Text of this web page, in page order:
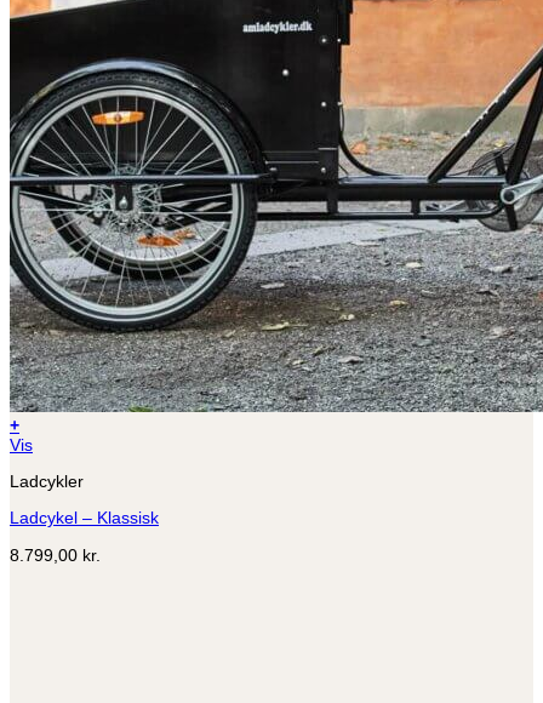
+
Vis
Ladcykler
Ladcykel – Klassisk
8.799,00 kr.